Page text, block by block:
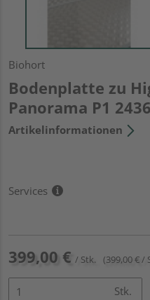
Biohort
Bodenplatte zu
Panorama P1
Artikelinformationen
Services
399,00 € / Stk. (399,00 € /
Stk.